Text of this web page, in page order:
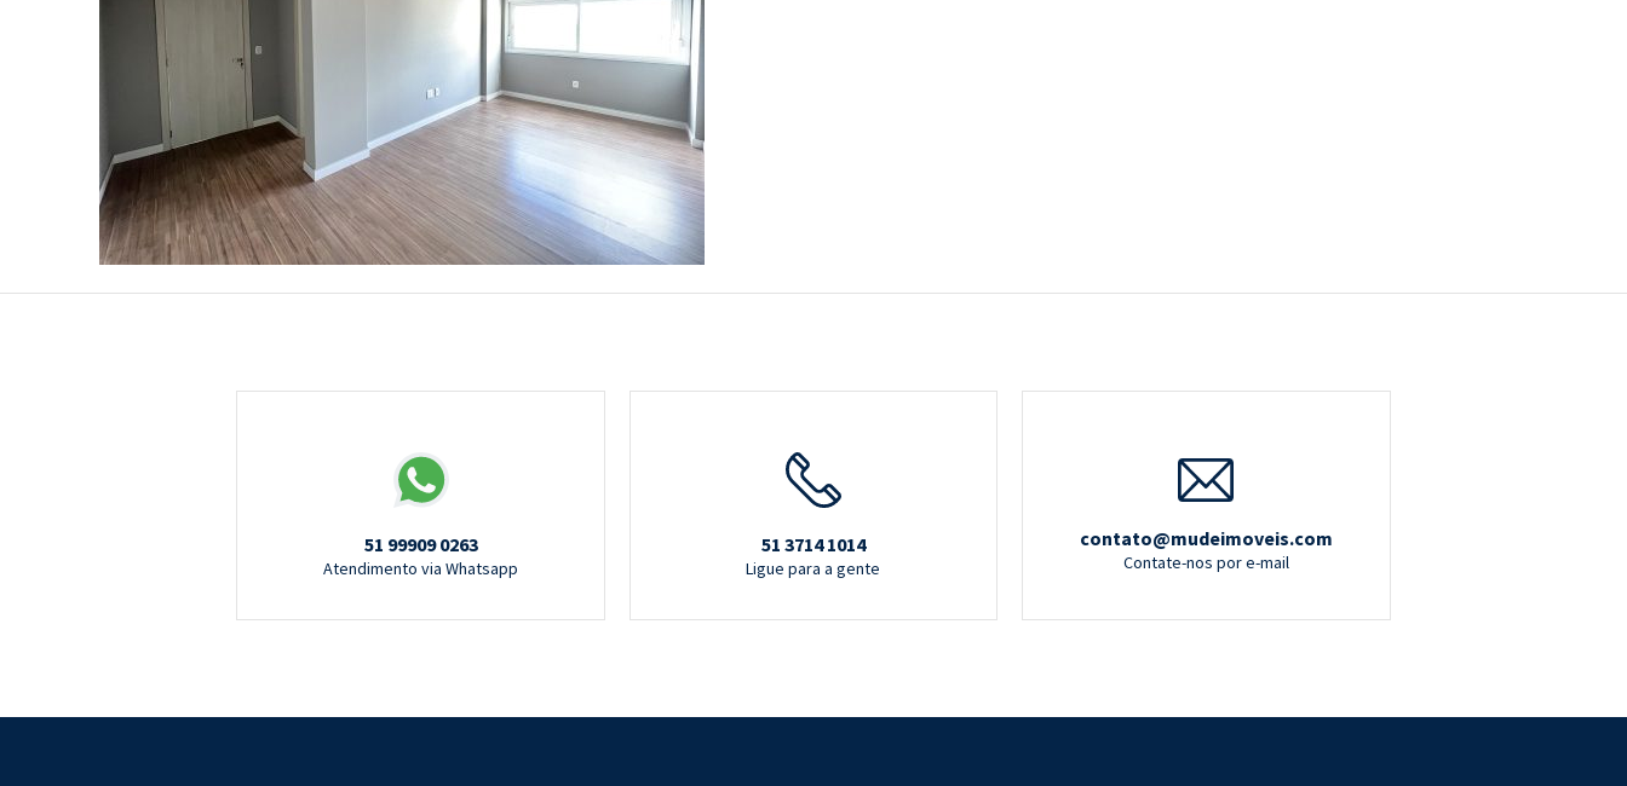
51 99909 0263
Atendimento via Whatsapp
51 3714 1014
Ligue para a gente
contato@mudeimoveis.com
Contate-nos por e-mail